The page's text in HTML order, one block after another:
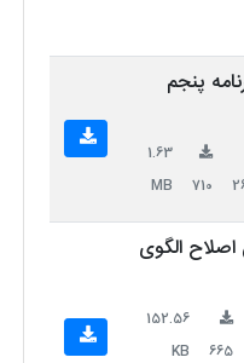
برنامه پنجم
710
1.63
MB
اصلاح الگوی
665
152.56
KB